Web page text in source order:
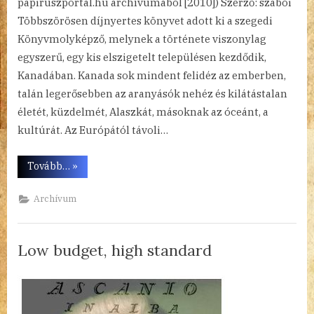
Többszörösen díjnyertes könyvet adott ki a szegedi
Könyvmolyképző, melynek a története viszonylag
egyszerű, egy kis elszigetelt településen kezdődik,
Kanadában. Kanada sok mindent felidéz az emberben,
talán legerősebben az aranyásók nehéz és kilátástalan
életét, küzdelmét, Alaszkát, másoknak az óceánt, a
kultúrát. Az Európától távoli…
Tovább… “Vándorlás
a
úton”
»
Archívum
Low budget, high standard
2024.10.17.
admin
Nincs hozzászólás
Low
budget,